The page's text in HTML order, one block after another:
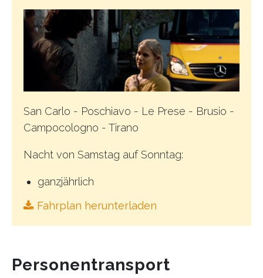
San Carlo - Poschiavo - Le Prese - Brusio -
Campocologno - Tirano
Nacht von Samstag auf Sonntag:
ganzjährlich
Fahrplan herunterladen
Personentransport